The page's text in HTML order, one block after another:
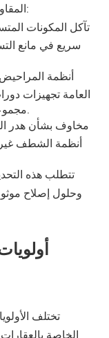
المقاولون في كثير من الأحيان المشكلات التالية:
تآكل المكونات
سريع في مانع
أنظمة
العامة تجهيزات
مخاوف بشأن هدر
أنظمة الشطف غير
تتطلب هذه
وحلول إصلاح
تختلف
الخاصة